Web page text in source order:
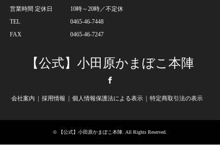
営業時間 定休日
10時～20時／不定休
TEL
0465-46-7448
FAX
0465-46-7247
【公式】小田原かまぼこ本陣
会社案内 採用情報 個人情報保護法による表示 特定商取引法の表示
© 【公式】小田原かまぼこ本陣 . All Rights Reserved.